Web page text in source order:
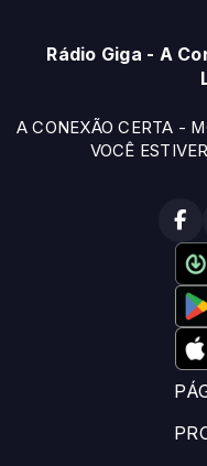
Rádio Giga - A
A CONEXÃO CERTA -
VOCÊ